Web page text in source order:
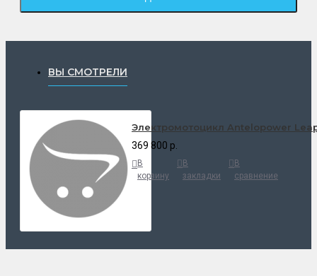
ВЫ СМОТРЕЛИ
Электромотоцикл Antelopower
369 800 р.
В
корзину
В
закладки
В
сравнение